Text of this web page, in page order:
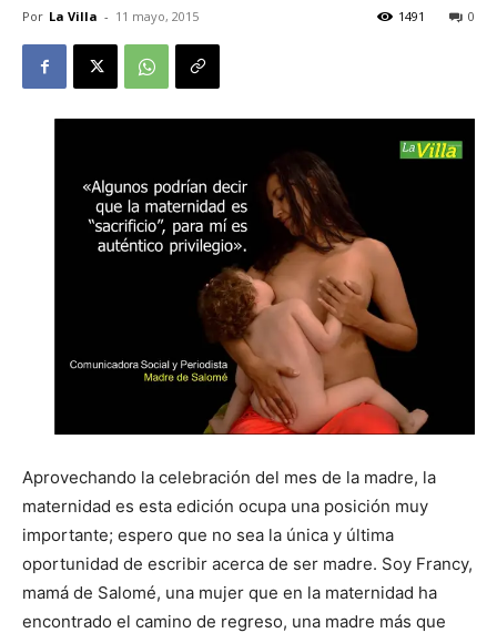
Por La Villa - 11 mayo, 2015 0
1491
Aprovechando la celebración del mes de la madre, la
maternidad es esta edición ocupa una posición muy
importante; espero que no sea la única y última
oportunidad de escribir acerca de ser madre. Soy Francy,
mamá de Salomé, una mujer que en la maternidad ha
encontrado el camino de regreso, una madre más que